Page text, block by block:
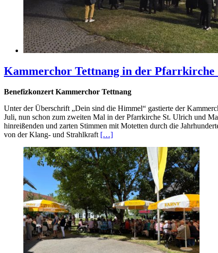
Kammerchor Tettnang in der Pfarrkirche
Benefizkonzert Kammerchor Tettnang
Unter der Überschrift „Dein sind die Himmel“ gastierte der
Juli, nun schon zum zweiten Mal in der Pfarrkirche St. Ulrich und
hinreißenden und zarten Stimmen mit Motetten durch die
von der Klang- und Strahlkraft […]